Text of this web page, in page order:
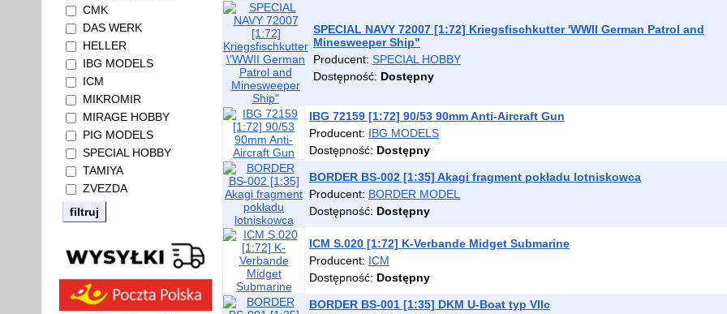
CMK
DAS WERK
HELLER
IBG MODELS
ICM
MIKROMIR
MIRAGE HOBBY
PIG MODELS
SPECIAL HOBBY
TAMIYA
ZVEZDA
SPECIAL NAVY 72007 [1:72] Kriegsfischkutter 'WWII German Patrol and
Minesweeper Ship"
Producent: SPECIAL HOBBY
Dostępność: Dostępny
IBG 72159 [1:72] 90/53 90mm Anti-Aircraft Gun
Producent: IBG MODELS
Dostępność: Dostępny
BORDER BS-002 [1:35] Akagi fragment pokładu lotniskowca
Producent: BORDER MODEL
Dostępność: Dostępny
ICM S.020 [1:72] K-Verbande Midget Submarine
Producent: ICM
Dostępność: Dostępny
BORDER BS-001 [1:35] DKM U-Boat typ VIIc